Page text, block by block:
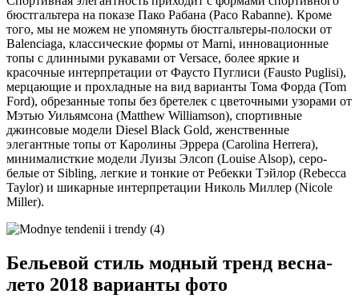
бюстгальтера на показе Пако Рабана (Paco Rabanne). Кроме
того, мы не можем не упомянуть бюстгальтеры-полоски от
Balenciaga, классические формы от Marni, инновационные
топы с длинными рукавами от Versace, более яркие и
красочные интерпретации от Фаусто Пуглиси (Fausto Puglisi),
мерцающие и прохладные на вид варианты Тома Форда (Tom
Ford), обрезанные топы без бретелек с цветочными узорами от
Мэтью Уильямсона (Matthew Williamson), спортивные
джинсовые модели Diesel Black Gold, женственные
элегантные топы от Каролины Эррера (Carolina Herrera),
минималисткие модели Луизы Элсоп (Louise Alsop), серо-
белые от Sibling, легкие и тонкие от Ребекки Тэйлор (Rebecca
Taylor) и шикарные интерпретации Николь Миллер (Nicole
Miller).
Бельевой стиль модный тренд весна-
лето 2018 варианты фото